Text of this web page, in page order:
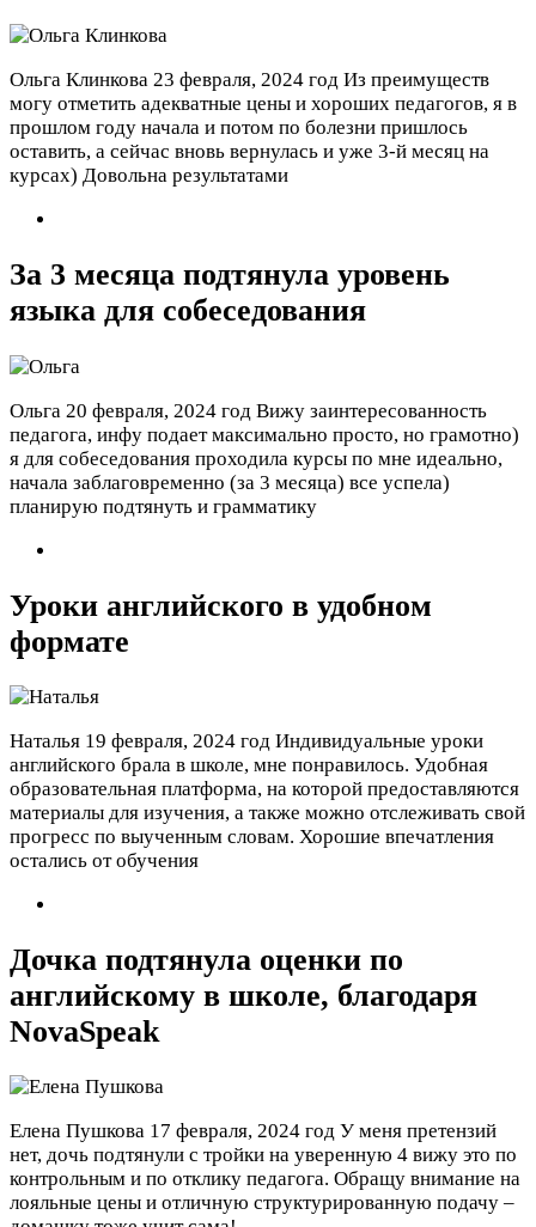
Ольга Клинкова 23 февраля, 2024 год Из преимуществ
могу отметить адекватные цены и хороших педагогов, я в
прошлом году начала и потом по болезни пришлось
оставить, а сейчас вновь вернулась и уже 3-й месяц на
курсах) Довольна результатами
За 3 месяца подтянула уровень
языка для собеседования
Ольга 20 февраля, 2024 год Вижу заинтересованность
педагога, инфу подает максимально просто, но грамотно)
я для собеседования проходила курсы по мне идеально,
начала заблаговременно (за 3 месяца) все успела)
планирую подтянуть и грамматику
Уроки английского в удобном
формате
Наталья 19 февраля, 2024 год Индивидуальные уроки
английского брала в школе, мне понравилось. Удобная
образовательная платформа, на которой предоставляются
материалы для изучения, а также можно отслеживать свой
прогресс по выученным словам. Хорошие впечатления
остались от обучения
Дочка подтянула оценки по
английскому в школе, благодаря
NovaSpeak
Елена Пушкова 17 февраля, 2024 год У меня претензий
нет, дочь подтянули с тройки на уверенную 4 вижу это по
контрольным и по отклику педагога. Обращу внимание на
лояльные цены и отличную структурированную подачу –